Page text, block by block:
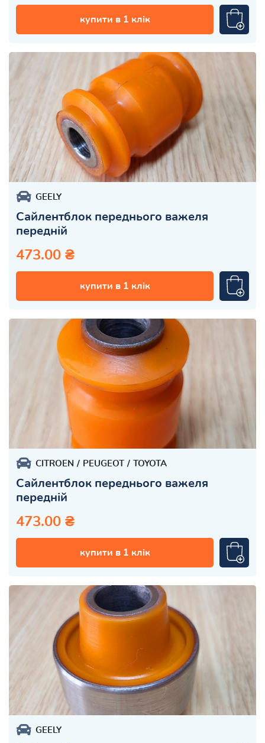
купити в 1 клік
GEELY
Сайлентблок переднього важеля
передній
473.00 ₴
купити в 1 клік
CITROEN PEUGEOT TOYOTA
Сайлентблок переднього важеля
передній
473.00 ₴
купити в 1 клік
GEELY